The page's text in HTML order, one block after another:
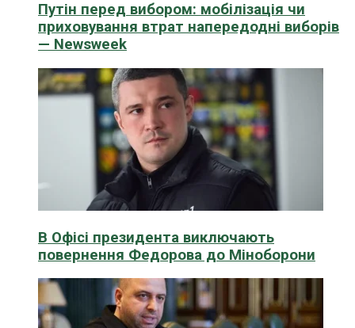
Путін перед вибором: мобілізація чи
приховування втрат напередодні виборів
— Newsweek
В Офісі президента виключають
повернення Федорова до Міноборони